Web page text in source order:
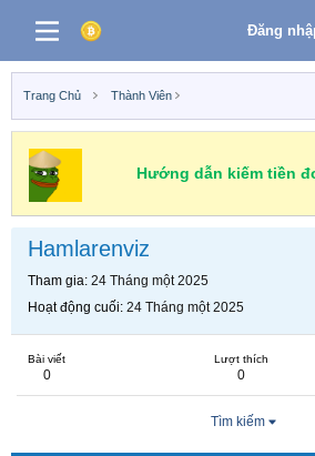
Đăng
Trang Chủ Thành Viên
Hướng dẫn kiếm tiền
Hamlarenviz
Tham gia 24 Tháng một 2025
Hoạt động cuối 24 Tháng một 2025
Bài viết
0
Lượt thích
0
Tìm kiếm